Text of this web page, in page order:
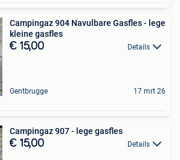
Campingaz 904 Navulbare Gasfles - lege
kleine gasfles
€ 15,00 Details
Gentbrugge 17 mrt 26
Campingaz 907 - lege gasfles
€ 15,00 Details